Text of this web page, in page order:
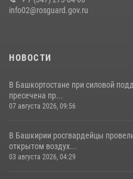
20 июля 2026, 09:42
info02@rosguard.gov.ru
НОВОСТИ
В Башкортостане при силовой
пресечена пр...
07 августа 2026, 09:56
В Башкирии росгвардейцы
открытом воздух...
03 августа 2026, 04:29